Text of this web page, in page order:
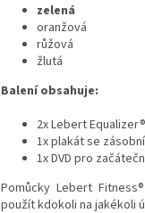
zelená
oranžová
růžová
žlutá
Balení obsahuje:
2x Lebert Equalizer®
1x plakát se
1x DVD pro
Pomůcky Lebert
použít kdokoli na jakékoli